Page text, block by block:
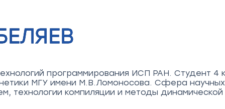
программирования ИСП РАН. Студент 4
МГУ имени М.В.Ломоносова. Сфера
технологии компиляции и методы